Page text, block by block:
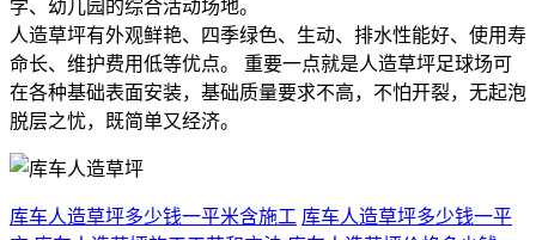
学、幼儿园的综合活动场地。
人造草坪有外观鲜艳、四季绿色、生动、排水性能好、使用寿
命长、维护费用低等优点。 重要一点就是人造草坪足球场可
在各种基础表面安装，基础质量要求不高，不怕开裂，无起泡
脱层之忧，既简单又经济。
库车人造草坪多少钱一平米含施工 库车人造草坪多少钱一平